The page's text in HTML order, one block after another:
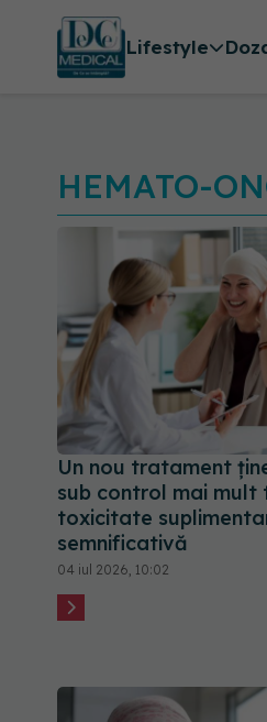
Lifestyle
HEMATO-
Un nou tratament
sub control mai mult
toxicitate
semnificativă
04 iul 2026, 10:02